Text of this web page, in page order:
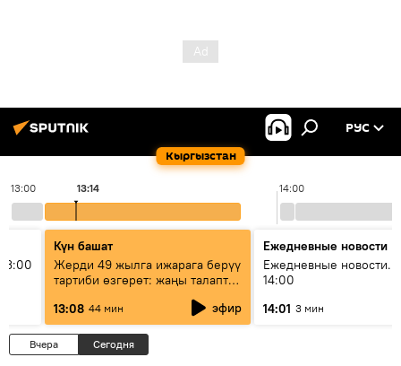
Кыргызстан
РУС
13:00 14:00
13:14
Күн башат
Жерди 49 жылга ижарага берүү
тартиби өзгөрөт: жаңы талаптар
13:08 44 мин эфир
Ежедневные новости
Ежедневные новости.
14:00
14:01 3 мин
Вчера Сегодня